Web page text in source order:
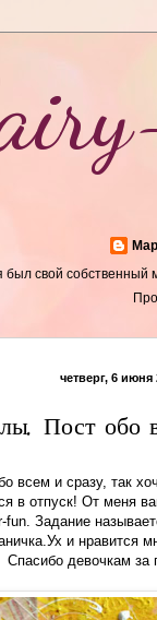
был свой собственный
четверг, 6 июня
Пост обо
всем и сразу, так
в отпуск! От меня
fun. Задание
и нравится
Спасибо девочкам за